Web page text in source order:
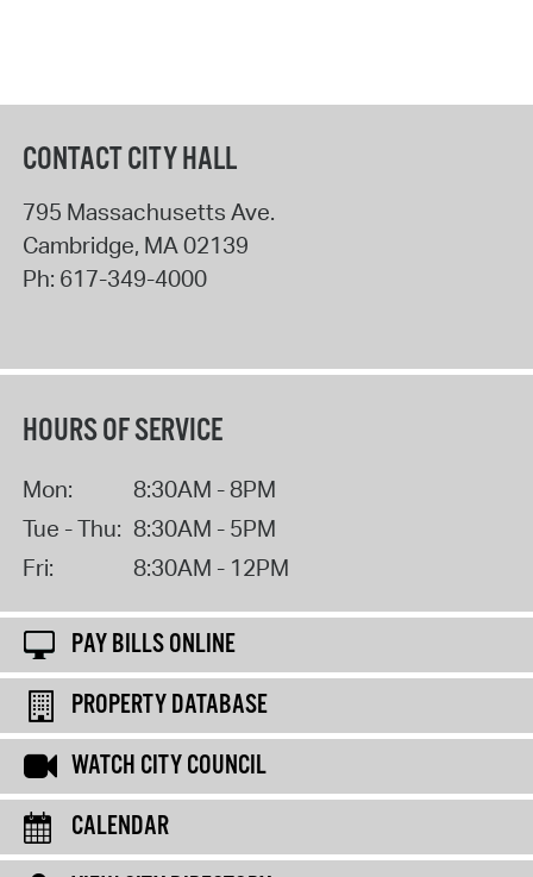
CONTACT CITY HALL
795 Massachusetts Ave.
Cambridge, MA02139
Ph: 617-349-4000
HOURS OF SERVICE
Mon:
8:30AM - 8PM
Tue - Thu: 8:30AM - 5PM
Fri:
8:30AM - 12PM
PAY BILLS ONLINE
PROPERTY DATABASE
WATCH CITY COUNCIL
CALENDAR